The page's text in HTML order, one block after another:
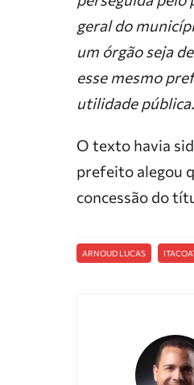
geral do
um órgão seja
esse mesmo
utilidade
O texto havia
prefeito alegou
concessão do
ARNOUD LUCAS